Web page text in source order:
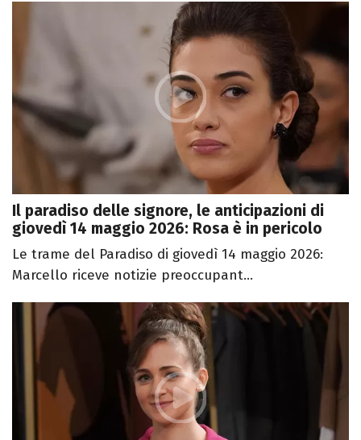
Il paradiso delle signore, le anticipazioni di
giovedì 14 maggio 2026: Rosa è in pericolo
Le trame del Paradiso di giovedì 14 maggio 2026:
Marcello riceve notizie preoccupant...